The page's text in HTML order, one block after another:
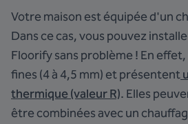
Votre maison est équipée d'un
Dans ce cas, vous pouvez
Floorify sans problème ! En
fines (4 à 4,5 mm) et présentent
thermique (valeur R). Elles
être combinées avec un